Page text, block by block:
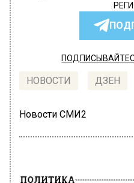
НОВОСТИ ДЗЕН
Новости СМИ2
ПОЛИТИКА